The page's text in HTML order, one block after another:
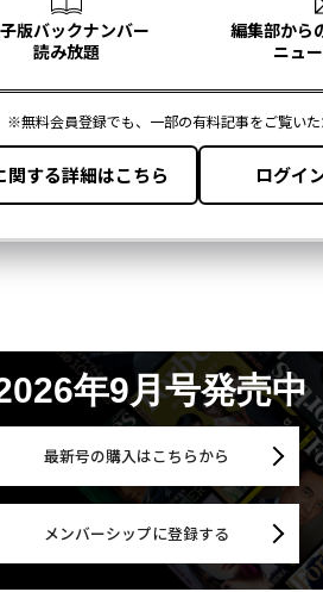
年9月号発売中
最新号の購入はこちらから
メンバーシップに登録する